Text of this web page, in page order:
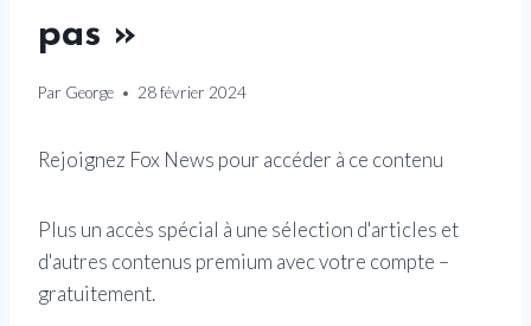
pas »
Par George 28 février 2024
Rejoignez Fox News pour accéder à ce contenu
Plus un accès spécial à une sélection d'articles et
d'autres contenus premium avec votre compte –
gratuitement.